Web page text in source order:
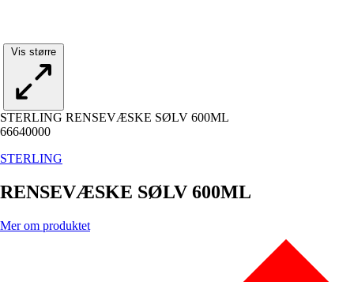
Vis større
STERLING RENSEVÆSKE SØLV 600ML
66640000
STERLING
RENSEVÆSKE SØLV 600ML
Mer om produktet